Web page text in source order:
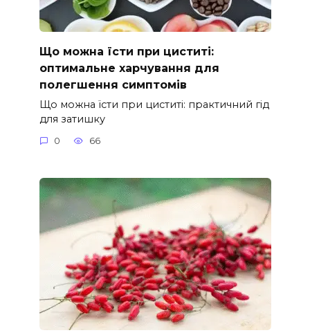
Що можна їсти при циститі:
оптимальне харчування для
полегшення симптомів
Що можна їсти при циститі: практичний гід
для затишку
0 66